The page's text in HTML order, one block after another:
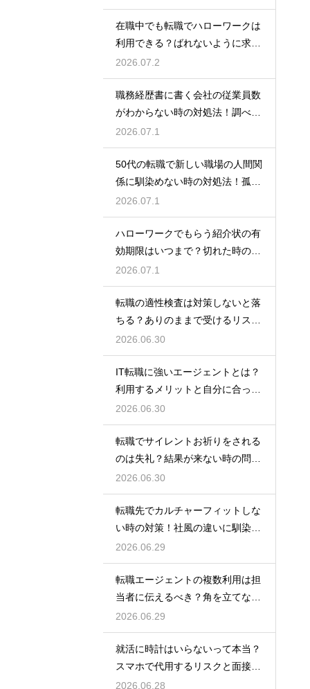
在職中でも転職でハローワークは
利用できる？ばれないように求人
を探すコツ
2026.07.2
職務経歴書に書く会社の従業員数
がわからない時の対処法！調べ方
や正しい書き方
2026.07.1
50代の転職で新しい職場の人間関
係に馴染めない時の対処法！孤立
を防ぐためのコツ
2026.07.1
ハローワークでもらう紹介状の有
効期限はいつまで？切れた時の再
発行や対処法
2026.07.1
転職の適性検査は対策しないと落
ちる？ありのままで受けるリスク
と最低限の準備
2026.06.30
IT転職に強いエージェントとは？
利用するメリットと自分に合った
サービスの選び方
2026.06.30
転職でサイレントお祈りをされる
のは失礼？結果が来ない時の問い
合わせ方法と心構え
2026.06.30
転職先でカルチャーフィットしな
い時の対策！社風の違いに馴染ん
でいくためのコツ
2026.06.29
転職エージェントの複数利用は担
当者に伝えるべき？角を立てない
上手な伝え方
2026.06.29
就活に時計はいらないって本当？
スマホで代用するリスクと面接官
に与える印象
2026.06.28